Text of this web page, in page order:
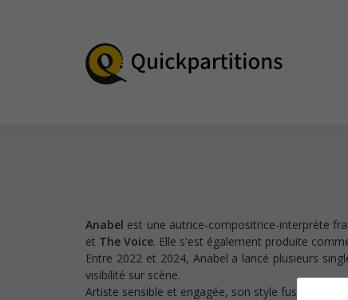
Anabel est une autrice-compositrice-interprète
et The Voice. Elle s'est également produite
Entre 2022 et 2024, Anabel a lancé plusieurs
visibilité sur scène.
Artiste sensible et engagée, son style fusionne